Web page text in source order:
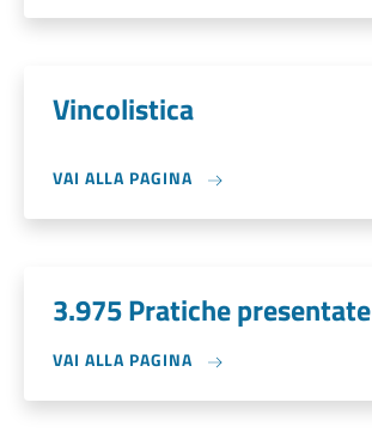
Vincolistica
VAI ALLA PAGINA
3.975 Pratiche presentate
VAI ALLA PAGINA